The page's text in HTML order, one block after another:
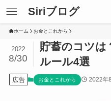
Siriブログ
ホーム お金とこれから
貯蓄のコツは
ルール4選
2022
8/30
広告 お金とこれから 2022年